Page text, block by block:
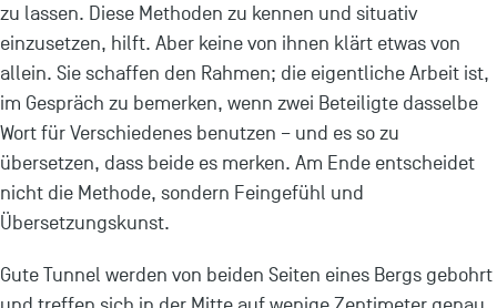
zu lassen. Diese Methoden zu kennen und situativ
einzusetzen, hilft. Aber keine von ihnen klärt etwas von
allein. Sie schaffen den Rahmen; die eigentliche Arbeit ist,
im Gespräch zu bemerken, wenn zwei Beteiligte dasselbe
Wort für Verschiedenes benutzen – und es so zu
übersetzen, dass beide es merken. Am Ende entscheidet
nicht die Methode, sondern Feingefühl und
Übersetzungskunst.
Gute Tunnel werden von beiden Seiten eines Bergs gebohrt